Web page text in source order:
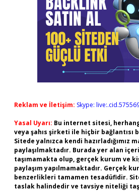
Reklam ve İletişim: Skype:
Yasal Uyarı: Bu internet sitesi,
veya şahıs şirketi ile hiçbir bağlantısı
Sitede yalnızca kendi hazırladığımız
paylaşılmaktadır. Burada yer alan
taşımamakta olup, gerçek kurum ve
paylaşım yapılmamaktadır. Gerçek
benzerlikleri tamamen tesadüfidir.
taslak halindedir ve tavsiye niteliği